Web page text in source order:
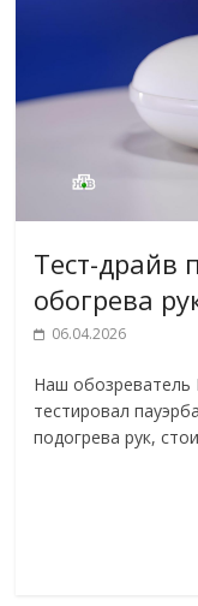
Тест-драйв
обогрева
06.04.2026
Наш обозреватель
тестировал
подогрева рук,